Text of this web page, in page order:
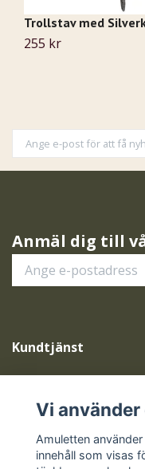
Trollstav med
255 kr
Anmäl dig till
Kundtjänst
Sociala medier
Vi
Amuletten
innehåll som visas